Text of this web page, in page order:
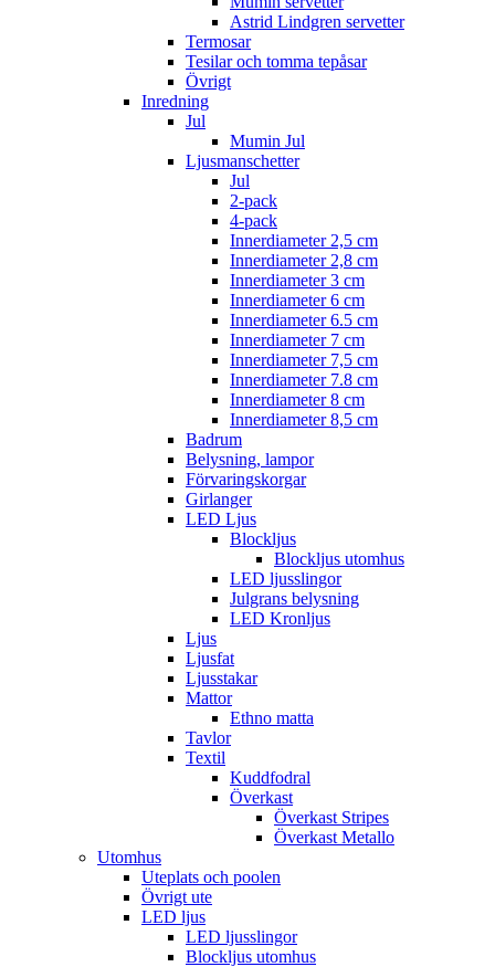
Astrid Lindgren servetter
Termosar
Tesilar och tomma tepåsar
Övrigt
Inredning
Jul
Mumin Jul
Ljusmanschetter
Jul
2-pack
4-pack
Innerdiameter 2,5 cm
Innerdiameter 2,8 cm
Innerdiameter 3 cm
Innerdiameter 6 cm
Innerdiameter 6.5 cm
Innerdiameter 7 cm
Innerdiameter 7,5 cm
Innerdiameter 7.8 cm
Innerdiameter 8 cm
Innerdiameter 8,5 cm
Badrum
Belysning, lampor
Förvaringskorgar
Girlanger
LED Ljus
Blockljus
Blockljus utomhus
LED ljusslingor
Julgrans belysning
LED Kronljus
Ljus
Ljusfat
Ljusstakar
Mattor
Ethno matta
Tavlor
Textil
Kuddfodral
Överkast
Överkast Stripes
Överkast Metallo
Utomhus
Uteplats och poolen
Övrigt ute
LED ljus
LED ljusslingor
Blockljus utomhus